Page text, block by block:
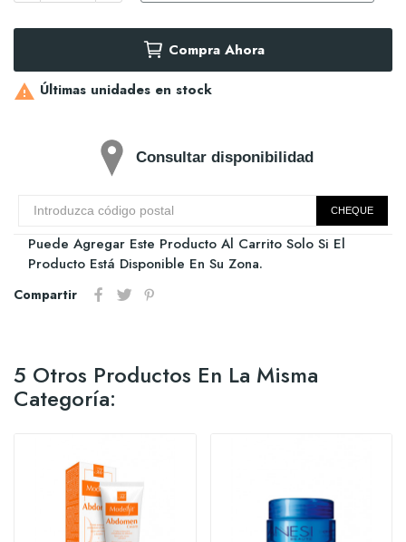
Compra Ahora
 Últimas unidades en stock
Consultar disponibilidad
CHEQUE
Puede Agregar Este Producto Al Carrito Solo Si El
Producto Está Disponible En Su Zona.
Compartir
5 Otros Productos En La Misma
Categoría: